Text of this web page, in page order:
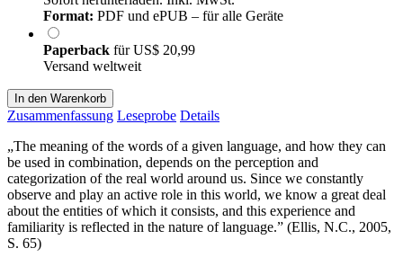
Format: PDF und ePUB – für alle Geräte
Paperback fürUS$ 20,99
Versand weltweit
In den Warenkorb
Zusammenfassung Leseprobe Details
„The meaning of the words of a given language, and how they can
be used in combination, depends on the perception and
categorization of the real world around us. Since we constantly
observe and play an active role in this world, we know a great deal
about the entities of which it consists, and this experience and
familiarity is reflected in the nature of language.” (Ellis, N.C., 2005,
S. 65)